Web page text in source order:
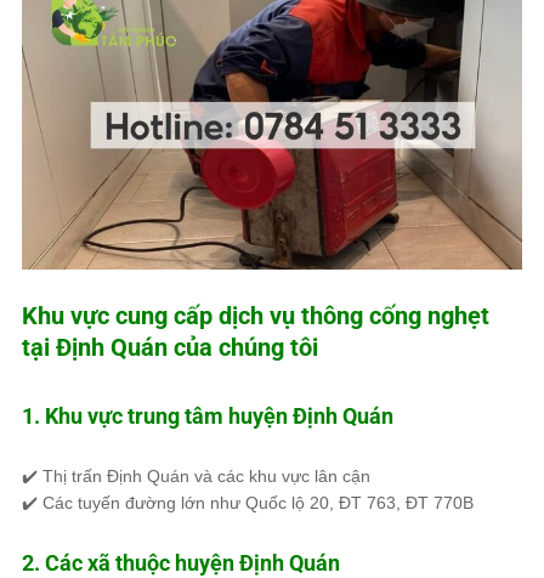
Khu vực cung cấp dịch vụ thông cống nghẹt
tại Định Quán của chúng tôi
1. Khu vực trung tâm huyện Định Quán
✔️ Thị trấn Định Quán và các khu vực lân cận
✔️ Các tuyến đường lớn như Quốc lộ 20, ĐT 763, ĐT 770B
2. Các xã thuộc huyện Định Quán